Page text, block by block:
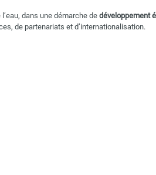
dans une démarche de développement
de partenariats et d’internationalisation.